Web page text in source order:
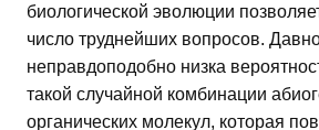
биологической эволюции
число труднейших вопросов.
неправдоподобно низка
такой случайной комбинации
органических молекул, которая